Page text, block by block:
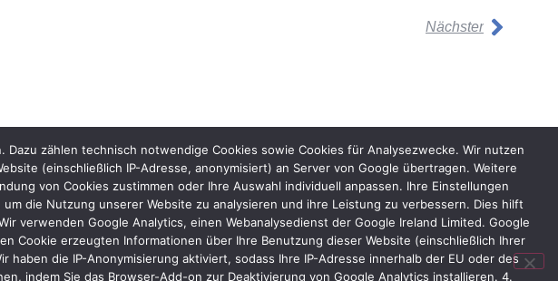
Nächster
zählen technisch notwendige Cookies sowie Cookies für Analysezwecke. Wir nutzen
(einschließlich IP-Adresse, anonymisiert) an Server von Google übertragen. Weitere
von Cookies zustimmen oder Ihre Auswahl individuell anpassen. Ihre Einstellungen
die Nutzung unserer Website zu analysieren und ihre Leistung zu verbessern. Dies hilft
verwenden Google Analytics, einen Webanalysedienst der Google Ireland Limited. Google
Cookie erzeugten Informationen über Ihre Benutzung dieser Website (einschließlich Ihrer
die IP-Anonymisierung aktiviert, sodass Ihre IP-Adresse innerhalb der EU oder des
indem Sie das Browser-Add-on zur Deaktivierung von Google Analytics installieren. 4.